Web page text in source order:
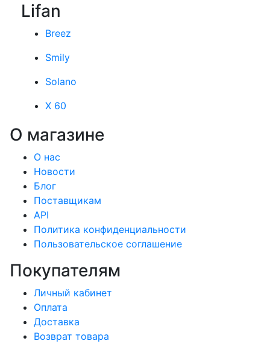
Lifan
Breez
Smily
Solano
X 60
О магазине
О нас
Новости
Блог
Поставщикам
API
Политика конфиденциальности
Пользовательское соглашение
Покупателям
Личный кабинет
Оплата
Доставка
Возврат товара